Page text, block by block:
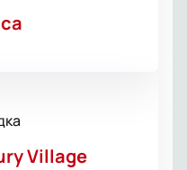
Village